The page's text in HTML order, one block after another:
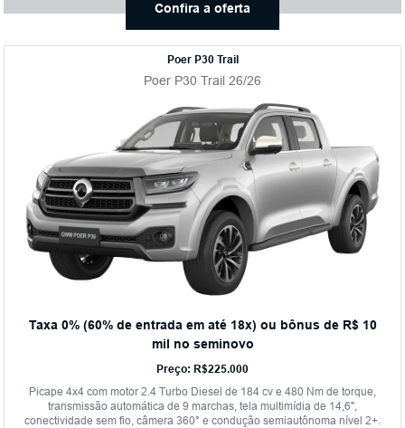
Confira a oferta
Poer P30 Trail
Poer P30 Trail 26/26
Taxa 0% (60% de entrada em até 18x) ou bônus de R$ 10
mil no seminovo
Preço: R$225.000
Picape 4x4 com motor 2.4 Turbo Diesel de 184 cv e 480 Nm de torque,
transmissão automática de 9 marchas, tela multimídia de 14,6",
conectividade sem fio, câmera 360° e condução semiautônoma nível 2+.